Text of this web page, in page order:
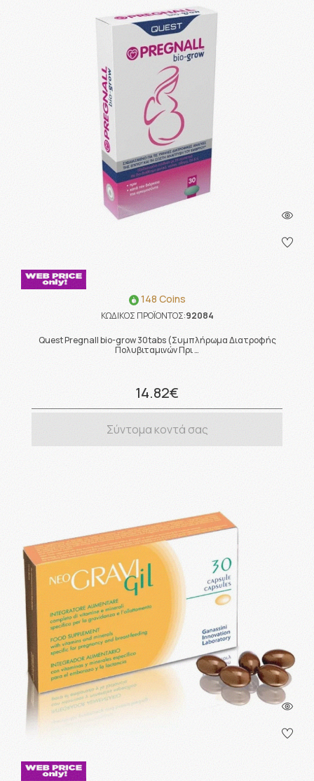
148 Coins
ΚΩΔΙΚΟΣ ΠΡΟΪΟΝΤΟΣ:92084
Quest Pregnall bio-grow 30tabs (Συμπλήρωμα Διατροφής
Πολυβιταμινών Πρι …
14.82€
Σύντομα κοντά σας